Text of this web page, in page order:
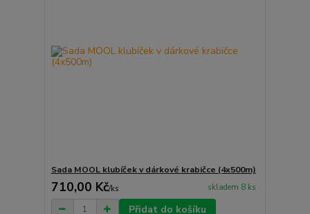
Sada MOOL klubíček v dárkové krabičce (4x500m)
710,00 Kč/ks skladem 8 ks
Přidat do košíku